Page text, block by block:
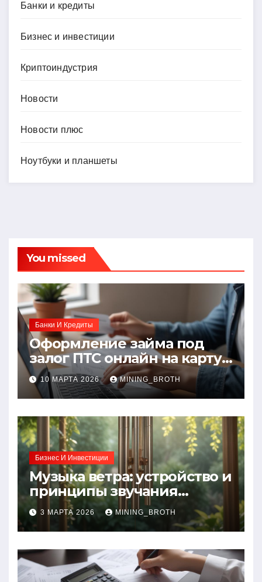
Банки и кредиты
Бизнес и инвестиции
Криптоиндустрия
Новости
Новости плюс
Ноутбуки и планшеты
You missed
Банки И Кредиты
Оформление займа под
залог ПТС онлайн на карту
без визита в офис: порядок,
требования и документы
10 МАРТА 2026 MINING_BROTH
Бизнес И Инвестиции
Музыка ветра: устройство и
принципы звучания
колокольчиков
3 МАРТА 2026 MINING_BROTH